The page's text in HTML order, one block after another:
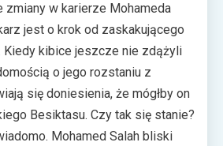
zmiany w karierze Mohameda
jest o krok od zaskakującego
Kiedy kibice jeszcze nie zdążyli
o jego rozstaniu z
się doniesienia, że mógłby on
Besiktasu. Czy tak się stanie?
Mohamed Salah bliski